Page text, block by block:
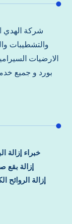
شركة الهدي
والتشطيبات
الارضيات
بورد و جميع
خبراء إزالة
إزالة
إزالة